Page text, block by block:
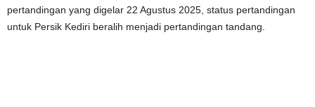
pertandingan yang digelar 22 Agustus 2025, status pertandingan
untuk Persik Kediri beralih menjadi pertandingan tandang.